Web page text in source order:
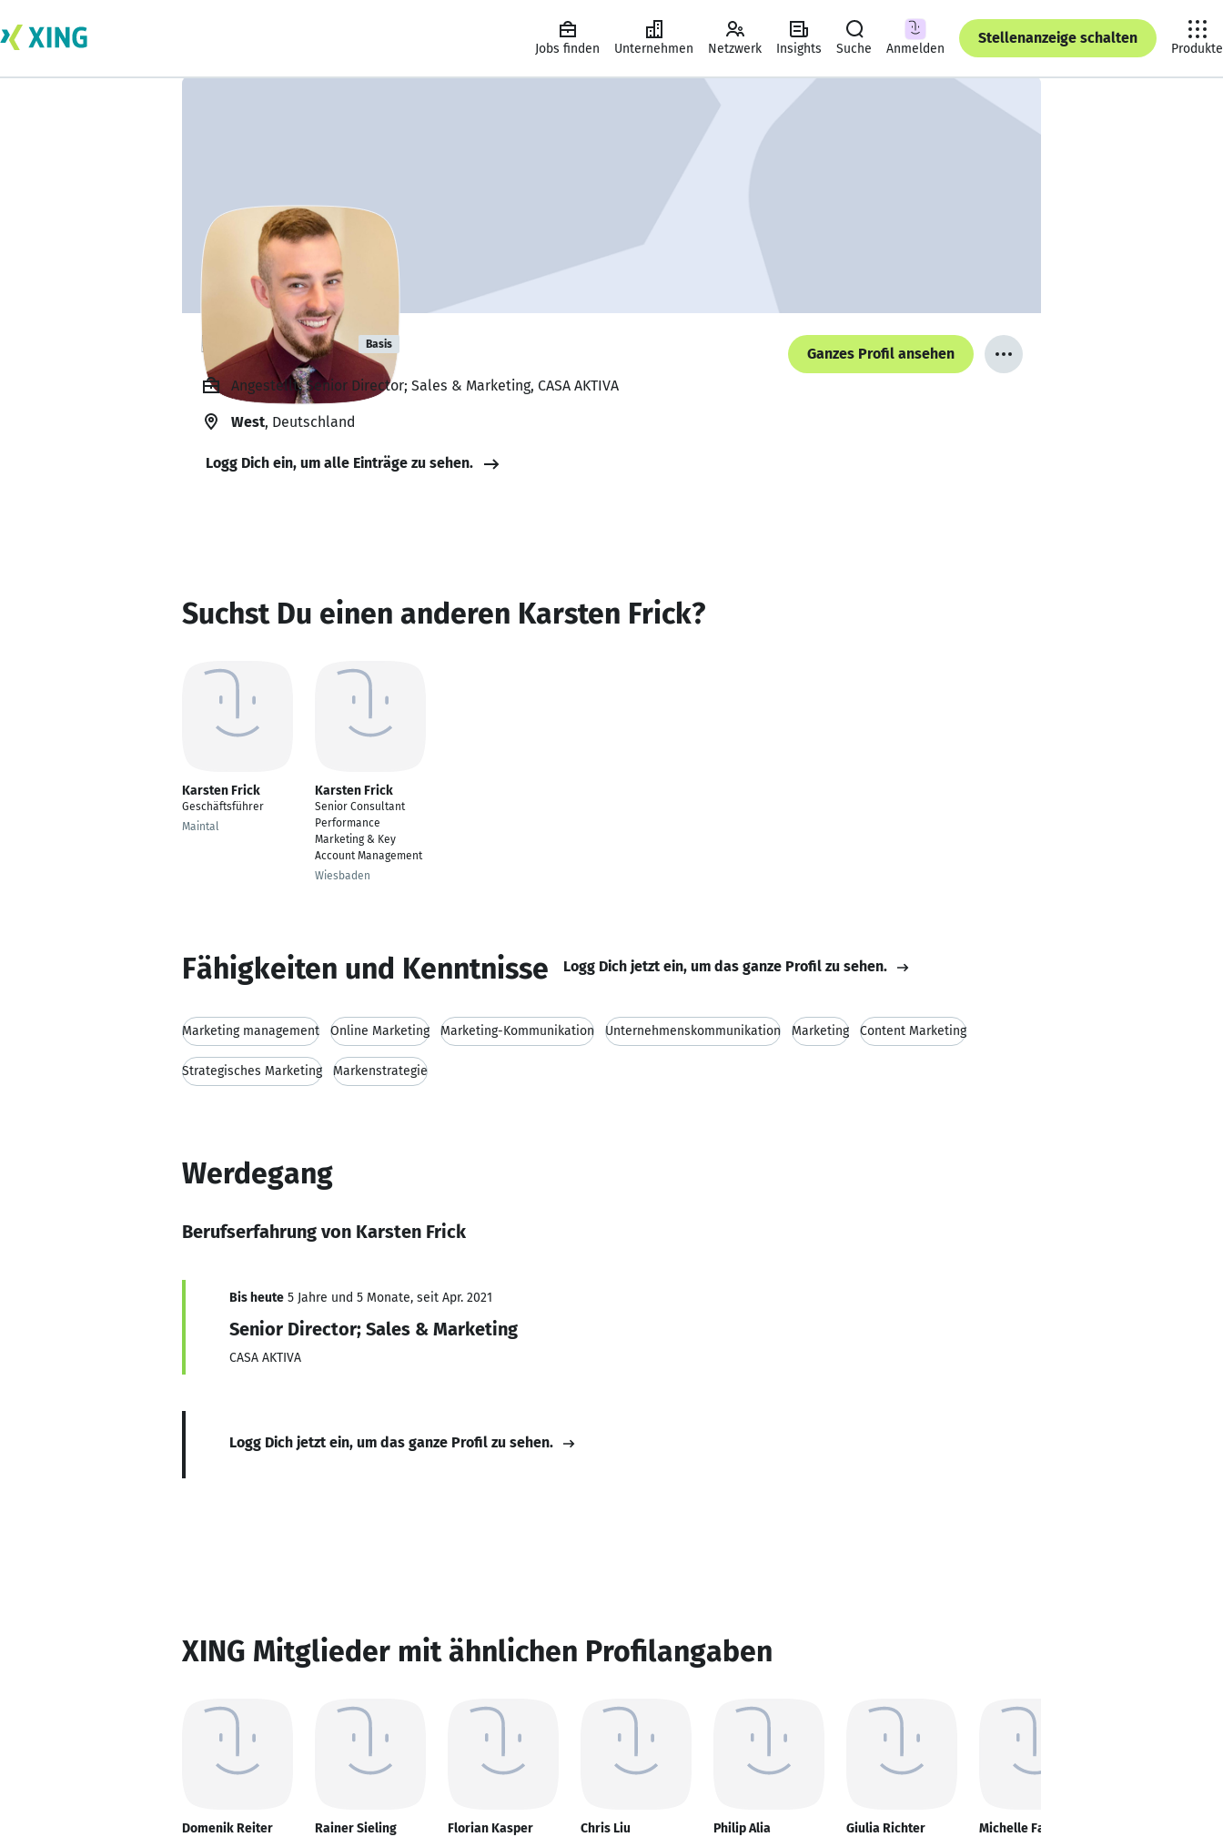
Jobs finden Unternehmen Netzwerk Insights Suche Anmelden
Stellenanzeige schalten
Produkte
Karsten Frick Basis
Ganzes Profil ansehen
Angestellt, Senior Director; Sales & Marketing, CASA AKTIVA
West, Deutschland
Logg Dich ein, um alle Einträge zu sehen.
Suchst Du einen anderen Karsten Frick?
Karsten Frick
Geschäftsführer
Maintal
Karsten Frick
Senior Consultant
Performance
Marketing & Key
Account Management
Wiesbaden
Fähigkeiten und Kenntnisse Logg Dich jetzt ein, um das ganze Profil zu sehen.
Marketing management Online Marketing Marketing-Kommunikation Unternehmenskommunikation Marketing Content Marketing
Strategisches Marketing Markenstrategie
Werdegang
Berufserfahrung von Karsten Frick
Bis heute 5 Jahre und 5 Monate, seit Apr. 2021
Senior Director; Sales & Marketing
CASA AKTIVA
Logg Dich jetzt ein, um das ganze Profil zu sehen.
XING Mitglieder mit ähnlichen Profilangaben
Domenik Reiter Rainer Sieling Florian Kasper Chris Liu Philip Alia Giulia Richter Michelle Favaro